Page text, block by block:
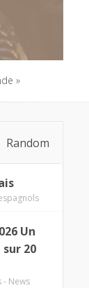
Random
Un
20
- News